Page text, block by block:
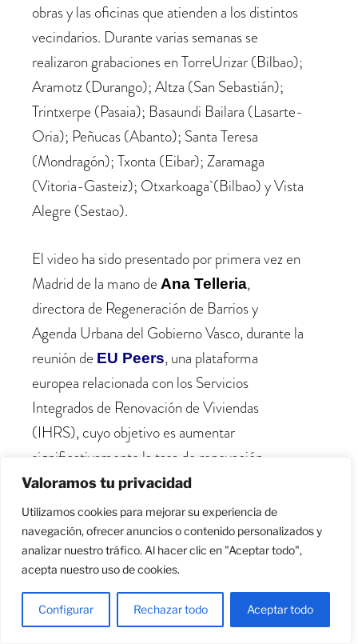
Valoramos tu privacidad
Utilizamos cookies para mejorar su experiencia de
navegación, ofrecer anuncios o contenido personalizados y
analizar nuestro tráfico. Al hacer clic en "Aceptar todo",
acepta nuestro uso de cookies.
Configurar Rechazar todo Aceptar todo
obras y las oficinas que atienden a los distintos
vecindarios. Durante varias semanas se
realizaron grabaciones en TorreUrizar (Bilbao);
Aramotz (Durango); Altza (San Sebastián);
Trintxerpe (Pasaia); Basaundi Bailara (Lasarte-
Oria); Peñucas (Abanto); Santa Teresa
(Mondragón); Txonta (Eibar); Zaramaga
(Vitoria-Gasteiz); Otxarkoaga (Bilbao) y Vista
Alegre (Sestao).
El video ha sido presentado por primera vez en
Madrid de la mano de Ana Telleria,
directora de Regeneración de Barrios y
Agenda Urbana del Gobierno Vasco, durante la
reunión de EU Peers, una plataforma
europea relacionada con los Servicios
Integrados de Renovación de Viviendas
(IHRS), cuyo objetivo es aumentar
significativamente la tasa de renovación
energética residencial mediante el
fortalecimiento y la expansión de ventanillas
únicas.
Junto con el Gobierno Vasco, el proyecto
europeo cuenta con un consorcio público-
privado formado por elEnte Vasco de la